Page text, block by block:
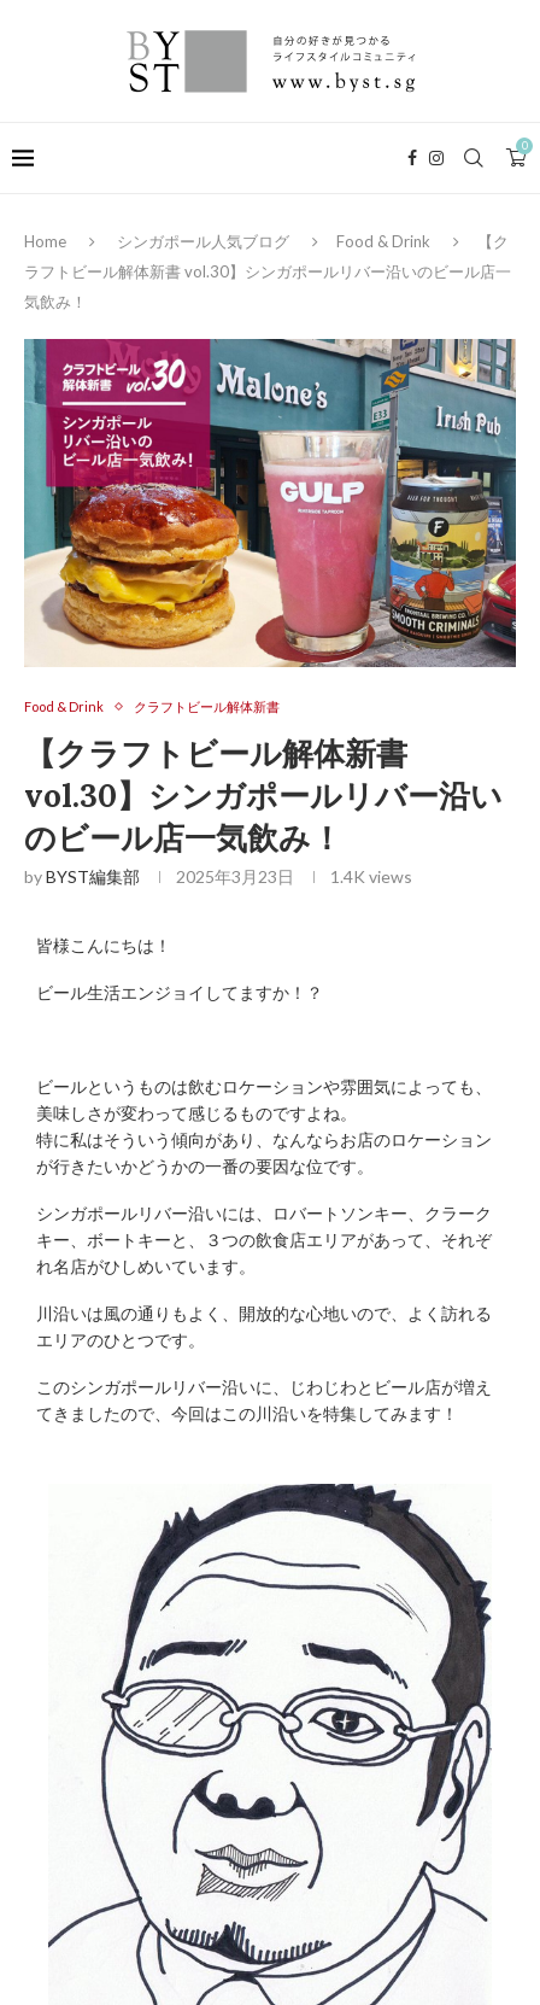
0
Home シンガポール人気ブログ Food & Drink
【ク
ラフトビール解体新書 vol.30】シンガポールリバー沿いのビール店一
気飲み！
Food & Drink クラフトビール解体新書
【クラフトビール解体新書
vol.30】シンガポールリバー沿い
のビール店一気飲み！
byBYST編集部 2025年3月23日 1.4K views
皆様こんにちは！
ビール生活エンジョイしてますか！？
ビールというものは飲むロケーションや雰囲気によっても、
美味しさが変わって感じるものですよね。
特に私はそういう傾向があり、なんならお店のロケーション
が行きたいかどうかの一番の要因な位です。
シンガポールリバー沿いには、ロバートソンキー、クラーク
キー、ボートキーと、３つの飲食店エリアがあって、それぞ
れ名店がひしめいています。
川沿いは風の通りもよく、開放的な心地いので、よく訪れる
エリアのひとつです。
このシンガポールリバー沿いに、じわじわとビール店が増え
てきましたので、今回はこの川沿いを特集してみます！